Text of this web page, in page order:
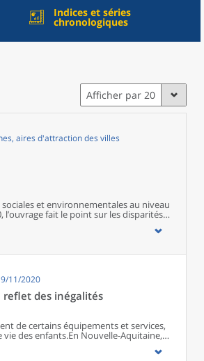
Indices et séries
chronologiques
Afficher par 20
aires d'attraction des villes
et environnementales au niveau
l’ouvrage fait le point sur les disparités
territoires ainsi que sur les conditions
11/2020
des inégalités
de certains équipements et services,
des enfants.En Nouvelle-Aquitaine,
éloignés des équipements et